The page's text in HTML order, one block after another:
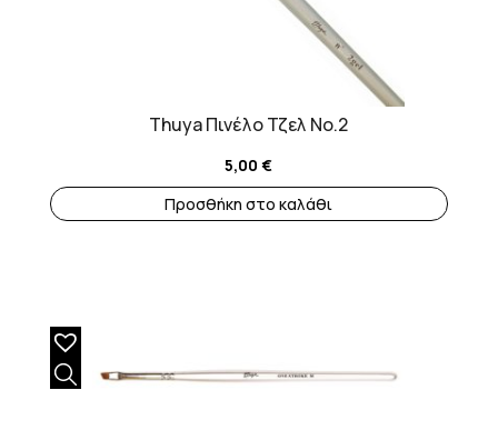
Thuya Πινέλο Τζελ No.2
5,00€
Προσθήκη στο καλάθι